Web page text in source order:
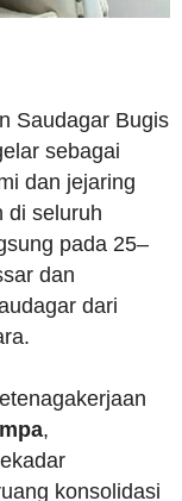
Saudagar Bugis
sebagai
dan jejaring
di seluruh
pada 25–
dan
dari
,
konsolidasi